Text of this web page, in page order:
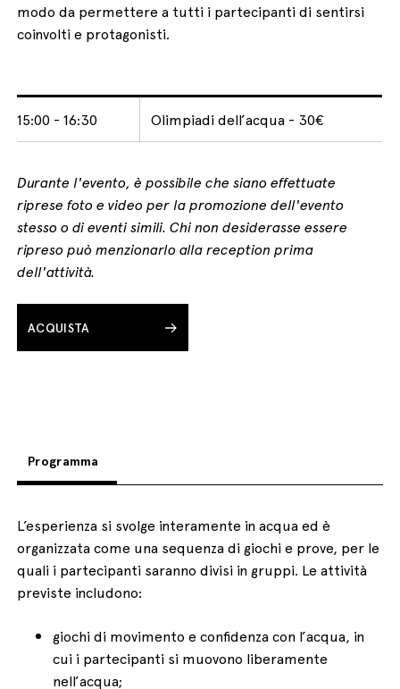
modo da permettere a tutti i partecipanti di sentirsi
coinvolti e protagonisti.
15:00 - 16:30 Olimpiadi dell’acqua - 30€
Durante l'evento, è possibile che siano effettuate
riprese foto e video per la promozione dell'evento
stesso o di eventi simili. Chi non desiderasse essere
ripreso può menzionarlo alla reception prima
dell'attività.
ACQUISTA
Programma
L’esperienza si svolge interamente in acqua ed è
organizzata come una sequenza di giochi e prove, per le
quali i partecipanti saranno divisi in gruppi. Le attività
previste includono:
giochi di movimento e confidenza con l’acqua, in
cui i partecipanti si muovono liberamente
nell’acqua;